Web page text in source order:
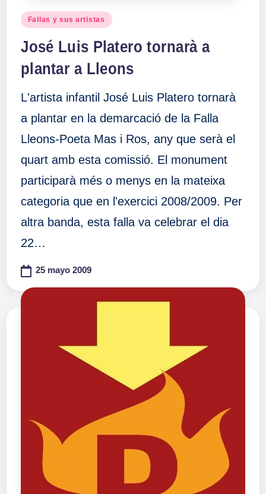
Publicado
Fallas y sus artistas
José Luis Platero tornarà a
plantar a Lleons
L'artista infantil José Luis Platero tornarà
a plantar en la demarcació de la Falla
Lleons-Poeta Mas i Ros, any que serà el
quart amb esta comissió. El monument
participarà més o menys en la mateixa
categoria que en l'exercici 2008/2009. Per
altra banda, esta falla va celebrar el dia
22…
25 mayo 2009